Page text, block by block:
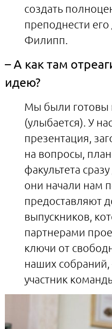
создать
преподнести его
Филипп.
– А как там
идею?
Мы были готовы
(улыбается). У
презентация,
на вопросы,
факультета
они начали нам
предоставляют
выпускников,
партнерами
ключи от
наших собраний,
участник